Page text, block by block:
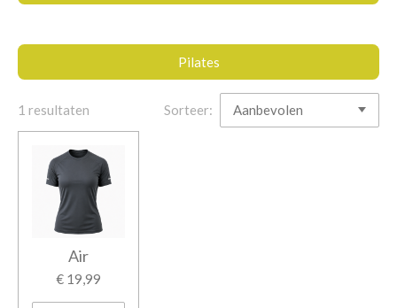
Pilates
1 resultaten Sorteer:
Air
€ 19,99